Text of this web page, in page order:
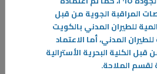
المراقبة الجوية من قبل
للطيران المدني بالكويت
المدني، أما الاعتماد
الكلية البحرية الأسترالية
.